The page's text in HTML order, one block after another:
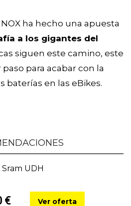
ha hecho una apuesta
a los gigantes del
siguen este camino, este
para acabar con la
baterías en las eBikes.
UDH
€ Ver oferta